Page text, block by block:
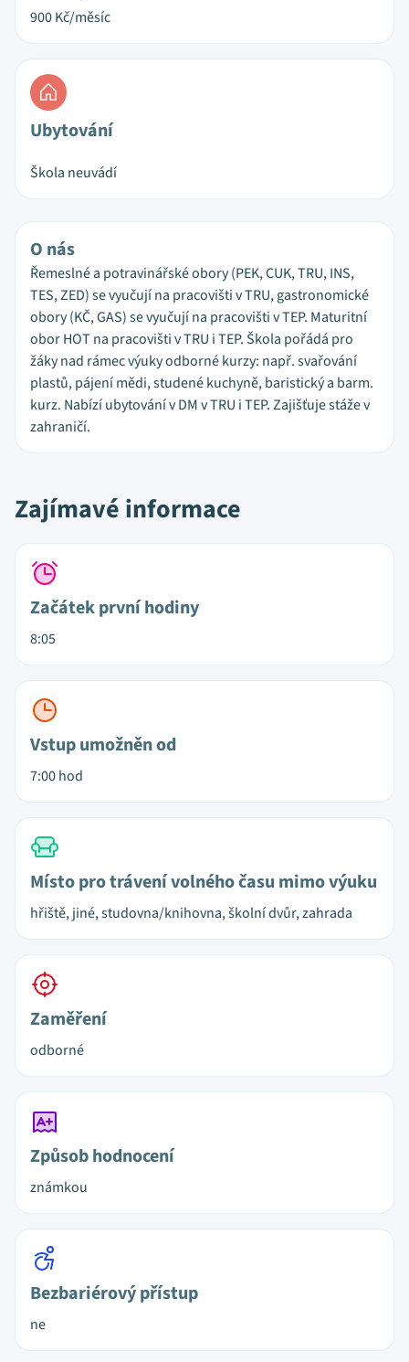
900Kč/měsíc
Ubytování
Škola neuvádí
O nás
Řemeslné a potravinářské obory (PEK, CUK, TRU, INS,
TES, ZED) se vyučují na pracovišti v TRU, gastronomické
obory (KČ, GAS) se vyučují na pracovišti v TEP. Maturitní
obor HOT na pracovišti v TRU i TEP. Škola pořádá pro
žáky nad rámec výuky odborné kurzy: např. svařování
plastů, pájení mědi, studené kuchyně, baristický a barm.
kurz. Nabízí ubytování v DM v TRU i TEP. Zajišťuje stáže v
zahraničí.
Zajímavé informace
Začátek první hodiny
8:05
Vstup umožněn od
7:00 hod
Místo pro trávení volného času mimo výuku
hřiště, jiné, studovna/knihovna, školní dvůr, zahrada
Zaměření
odborné
Způsob hodnocení
známkou
Bezbariérový přístup
ne